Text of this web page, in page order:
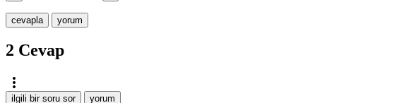
2 Cevap
more_vert